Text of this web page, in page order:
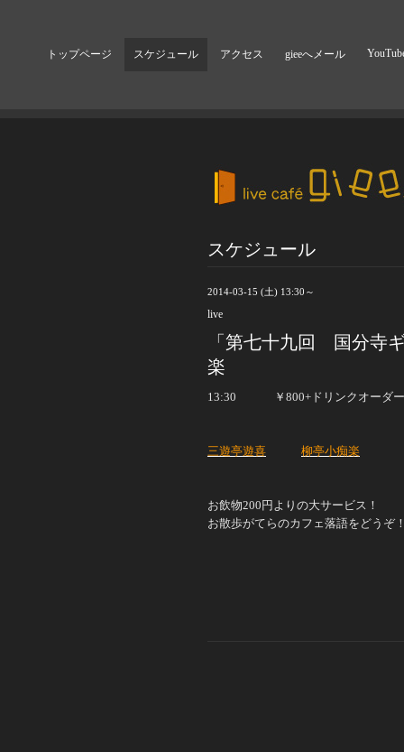
トップページ スケジュール アクセス gieeへメール
スケジュール
2014-03-15 (土) 13:30～
live
「第七十九回 国分寺
楽
13:30 ￥ 800+ドリンク オーダー
三遊亭遊喜 柳亭小痴楽
お飲物200円よりの大サービス！
お散歩がてらのカフェ落語をどうぞ